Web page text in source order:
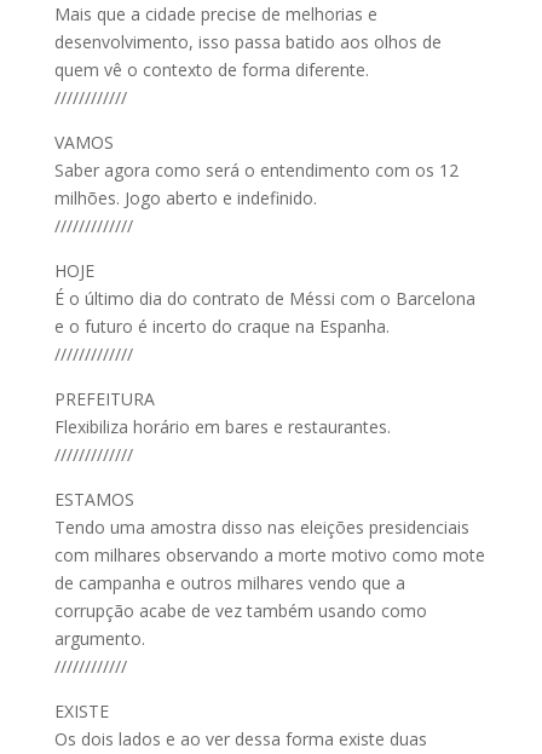
Mais que a cidade precise de melhorias e
desenvolvimento, isso passa batido aos olhos de
quem vê o contexto de forma diferente.
////////////
VAMOS
Saber agora como será o entendimento com os 12
milhões. Jogo aberto e indefinido.
/////////////
HOJE
É o último dia do contrato de Méssi com o Barcelona
e o futuro é incerto do craque na Espanha.
/////////////
PREFEITURA
Flexibiliza horário em bares e restaurantes.
/////////////
ESTAMOS
Tendo uma amostra disso nas eleições presidenciais
com milhares observando a morte motivo como mote
de campanha e outros milhares vendo que a
corrupção acabe de vez também usando como
argumento.
////////////
EXISTE
Os dois lados e ao ver dessa forma existe duas